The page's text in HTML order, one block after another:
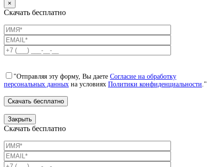
×
Скачать бесплатно
"Отправляя эту форму, Вы даете Согласие на обработку
персональных данных на условиях Политики конфиденциальности."
Закрыть
Скачать бесплатно